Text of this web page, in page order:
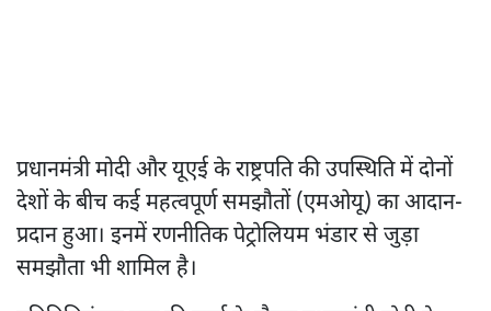
प्रधानमंत्री मोदी और यूएई के राष्ट्रपति की उपस्थिति में दोनों
देशों के बीच कई महत्वपूर्ण समझौतों (एमओयू) का आदान-
प्रदान हुआ। इनमें रणनीतिक पेट्रोलियम भंडार से जुड़ा
समझौता भी शामिल है।